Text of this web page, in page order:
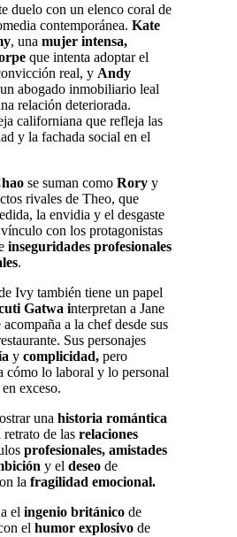
duelo con un elenco coral de
contemporánea. Kate
, una mujer intensa,
que intenta adoptar el
real, y Andy
abogado inmobiliario leal
relación deteriorada.
californiana que refleja las
y la fachada social en el
se suman como Rory y
rivales de Theo, que
la envidia y el desgaste
con los protagonistas
inseguridades profesionales
.
Ivy también tiene un papel
Gatwa interpretan a Jane
a la chef desde sus
Sus personajes
y complicidad, pero
cómo lo laboral y lo personal
exceso.
una historia romántica
de las relaciones
profesionales, amistades
y el deseo de
la fragilidad emocional.
el ingenio británico de
el humor explosivo de